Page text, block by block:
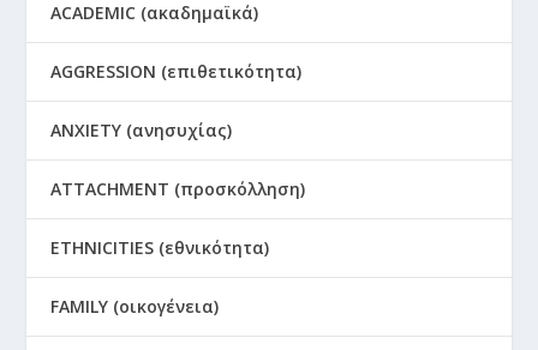
ACADEMIC (ακαδημαϊκά)
AGGRESSION (επιθετικότητα)
ANXIETY (ανησυχίας)
ATTACHMENT (προσκόλληση)
ETHNICITIES (εθνικότητα)
FAMILY (οικογένεια)